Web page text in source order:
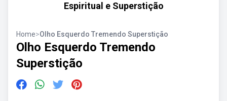
Espiritual e Superstição
Home>Olho Esquerdo Tremendo Superstição
Olho Esquerdo Tremendo
Superstição